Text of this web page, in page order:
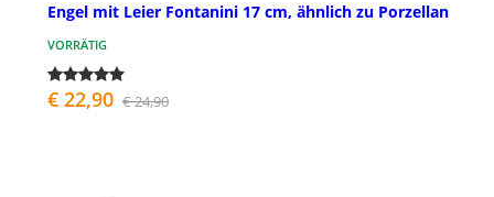
Engel mit Leier Fontanini 17 cm, ähnlich zu Porzellan
VORRÄTIG
€ 22,90 € 24,90